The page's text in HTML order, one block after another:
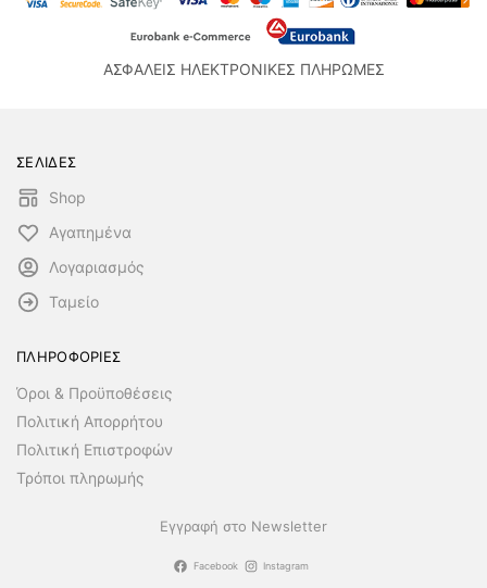
ΑΣΦΑΛΕΙΣ ΗΛΕΚΤΡΟΝΙΚΕΣ ΠΛΗΡΩΜΕΣ
ΣΕΛΙΔΕΣ
Shop
Αγαπημένα
Λογαριασμός
Ταμείο
ΠΛΗΡΟΦΟΡΙΕΣ
Όροι & Προϋποθέσεις
Πολιτική Απορρήτου
Πολιτική Επιστροφών
Τρόποι πληρωμής
Εγγραφή στο Newsletter
Facebook Instagram